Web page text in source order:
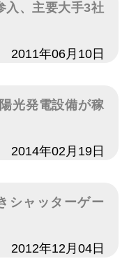
入、主要大手3社
2011年06月10日
光発電設備が稼
2014年02月19日
シャッターゲー
2012年12月04日